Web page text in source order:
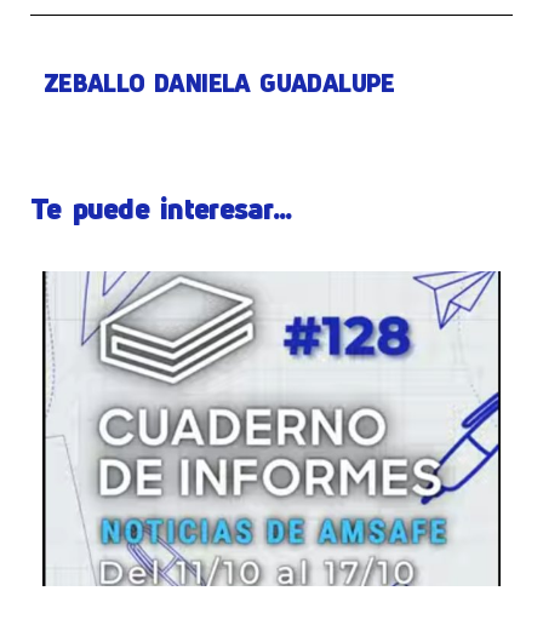
ZEBALLO DANIELA GUADALUPE
Te puede interesar...